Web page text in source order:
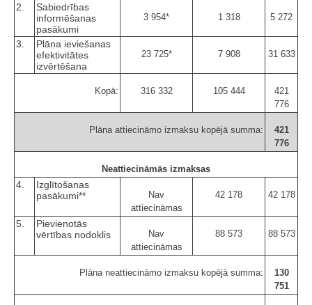
2.
Sabiedrības
informēšanas
pasākumi
3 954* 1 318 5 272
3.
Plāna ieviešanas
efektivitātes
izvērtēšana
23 725* 7 908 31 633
Kopā: 316 332 105 444
421
776
Plāna attiecināmo izmaksu kopējā summa:
421
776
Neattiecināmās izmaksas
4.
Izglītošanas
pasākumi**
Nav
attiecināmas
42 178 42 178
5.
Pievienotās
vērtības nodoklis
Nav
attiecināmas
88 573 88 573
Plāna neattiecināmo izmaksu kopējā summa:
130
751